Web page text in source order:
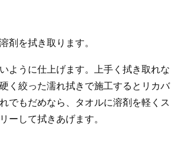
剤を拭き取ります。
ように仕上げます。上手く拭き取れな
く絞った濡れ拭きで施工するとリカバ
でもだめなら、タオルに溶剤を軽くス
ーして拭きあげます。